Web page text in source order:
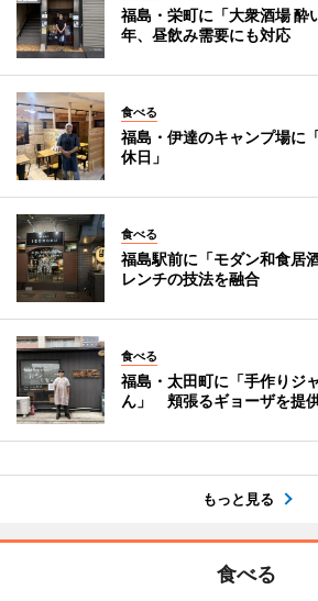
福島・栄町に「大衆酒場
年、昼飲み需要にも対応
食べる
福島・伊達のキャンプ場に
休日」
食べる
福島駅前に「モダン和食居
レンチの技法を融合
食べる
福島・太田町に「手作りジ
ん」 頬張るギョーザを提
もっと見る
食べる